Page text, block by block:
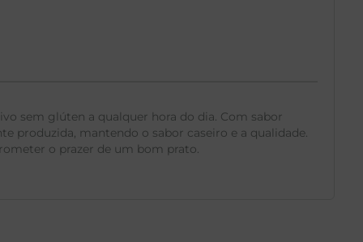
sem glúten a qualquer hora do dia. Com sabor
produzida, mantendo o sabor caseiro e a qualidade.
o prazer de um bom prato.